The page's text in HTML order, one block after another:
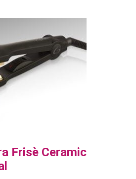
Frisè Ceramic